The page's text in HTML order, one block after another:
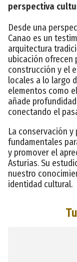
perspectiva
Desde una
Canao es un
arquitectura
ubicación ofrecen
construcción y el
locales a lo largo
elementos como
añade
conectando el
La conservación y
fundamentales
y promover el
Asturias. Su
nuestro
identidad cultural.